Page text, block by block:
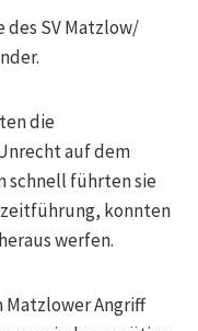
des SV Matzlow/
die
auf dem
schnell führten sie
konnten
werfen.
Angriff